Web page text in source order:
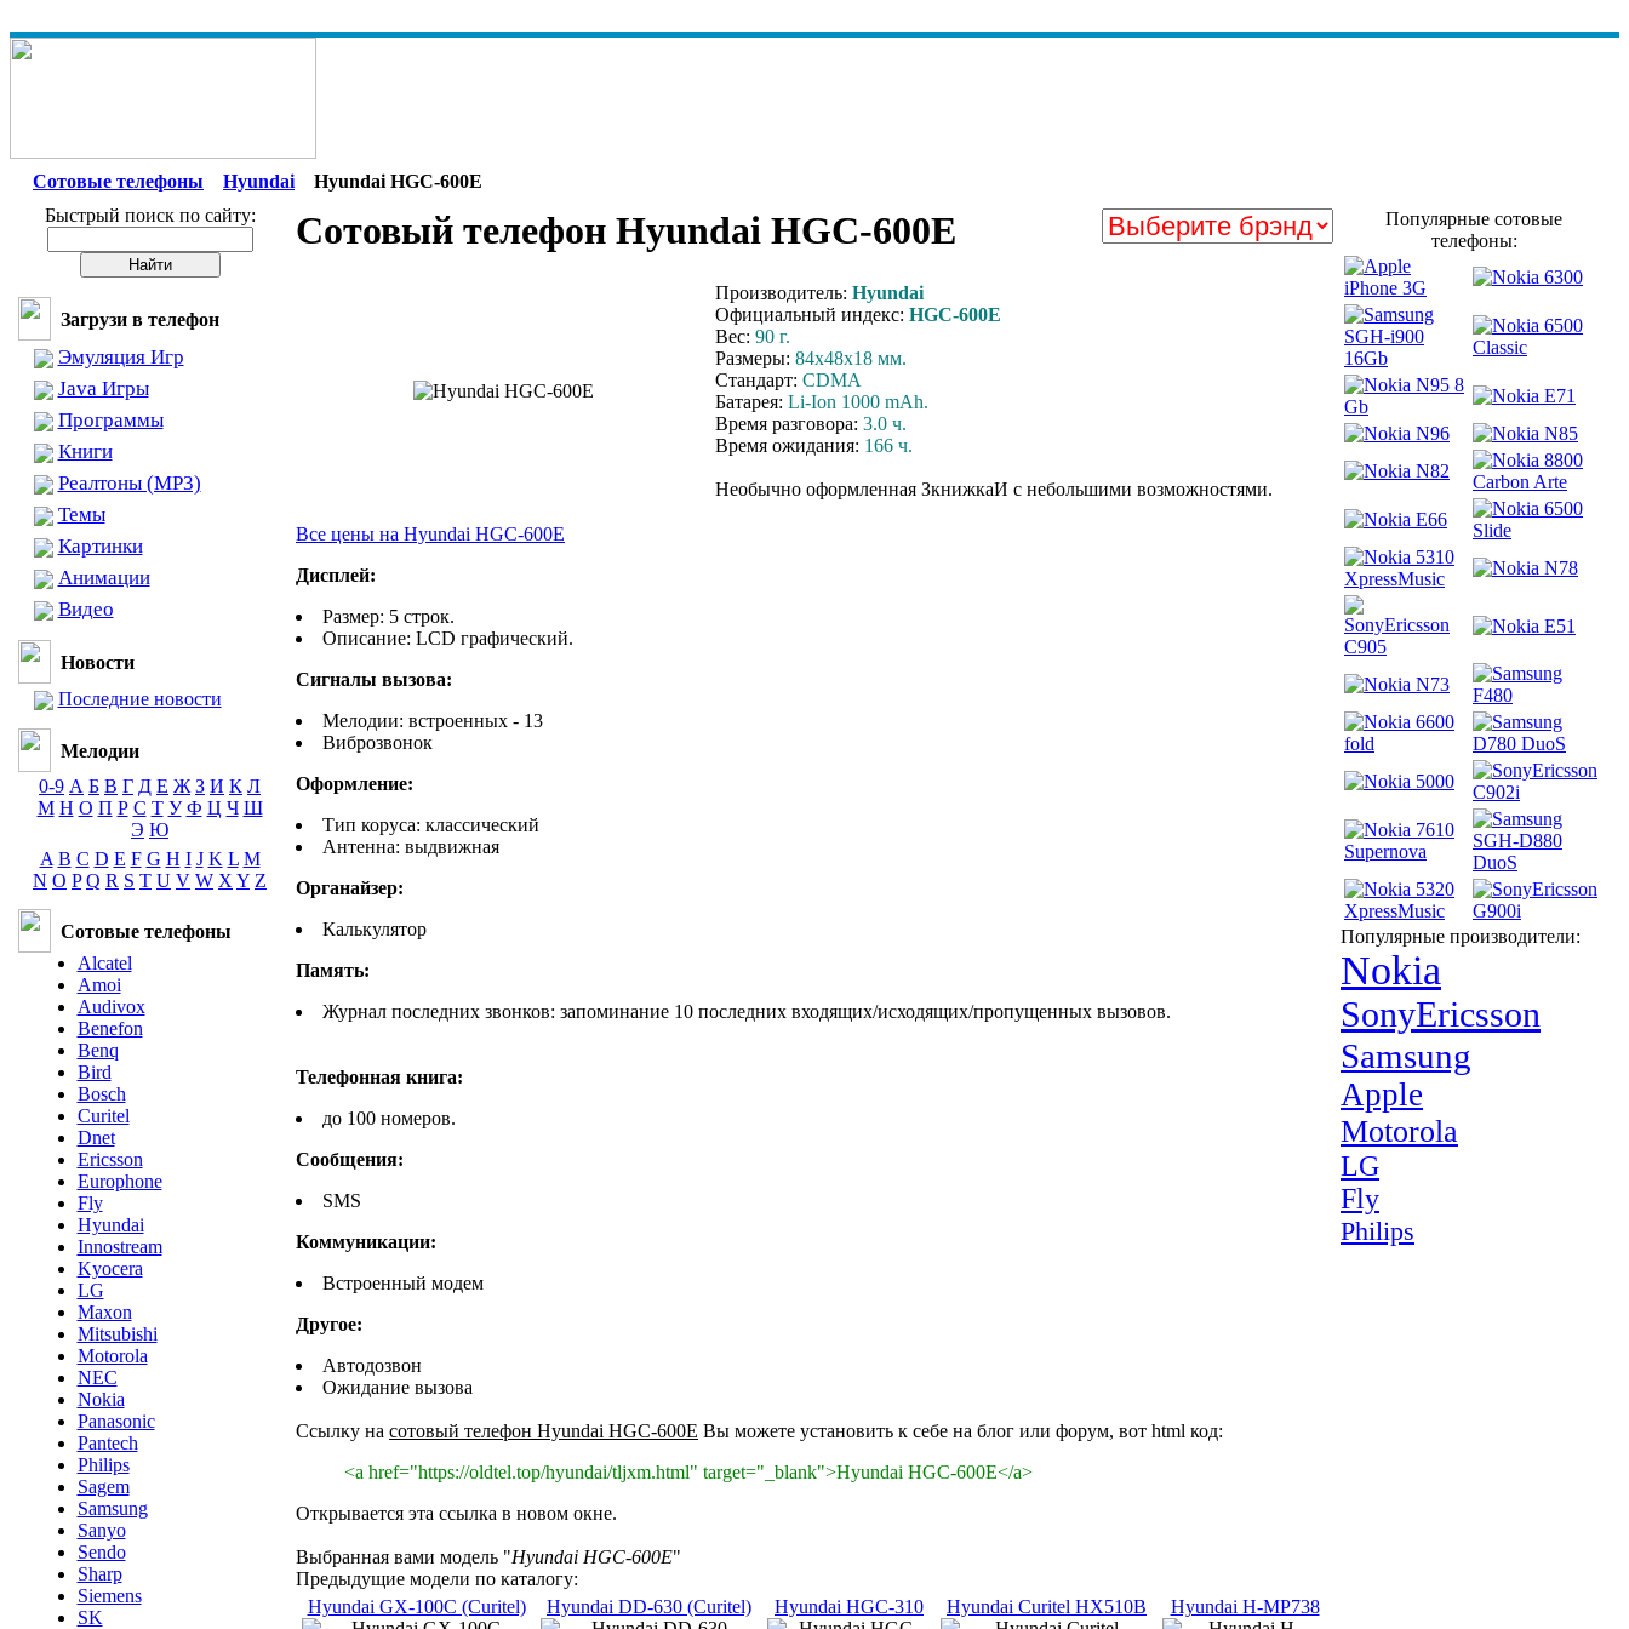
Сотовые телефоны Hyundai
Hyundai HGC-600E
Быстрый поиск по сайту:
Загрузи в телефон
Эмуляция Игр
Java Игры
Программы
Книги
Реалтоны (MP3)
Темы
Картинки
Анимации
Видео
Новости
Последние новости
Мелодии
0-9 А Б В Г Д Е Ж З И К Л
М Н О П Р С Т У Ф Ц Ч Ш
Э Ю
A B C D E F G H I J K L M
N O P Q R S T U V W X Y Z
Сотовые телефоны
Alcatel
Amoi
Audivox
Benefon
Benq
Bird
Bosch
Curitel
Dnet
Ericsson
Europhone
Fly
Hyundai
Innostream
Kyocera
LG
Maxon
Mitsubishi
Motorola
NEC
Nokia
Panasonic
Pantech
Philips
Sagem
Samsung
Sanyo
Sendo
Sharp
Siemens
SK
Сотовый телефон Hyundai HGC-600E
Производитель: Hyundai
Официальный индекс: HGC-600E
Вес: 90 г.
Размеры: 84х48х18 мм.
Стандарт: CDMA
Батарея: Li-Ion 1000 mAh.
Время разговора: 3.0 ч.
Время ожидания: 166 ч.
Необычно оформленная ЗкнижкаИ с небольшими возможностями.
Все цены на Hyundai HGC-600E
Дисплей:
Размер: 5 строк.
Описание: LCD графический.
Сигналы вызова:
Мелодии: встроенных - 13
Виброзвонок
Оформление:
Тип коруса: классический
Антенна: выдвижная
Органайзер:
Калькулятор
Память:
Журнал последних звонков: запоминание 10 последних входящих/исходящих/пропущенных вызовов.
Телефонная книга:
до 100 номеров.
Сообщения:
SMS
Коммуникации:
Встроенный модем
Другое:
Автодозвон
Ожидание вызова
Ссылку на сотовый телефон Hyundai HGC-600E Вы можете установить к себе на блог или форум, вот html код:
<a href="https://oldtel.top/hyundai/tljxm.html" target="_blank">Hyundai HGC-600E</a>
Открывается эта ссылка в новом окне.
Выбранная вами модель "Hyundai HGC-600E"
Предыдущие модели по каталогу:
Hyundai GX-100C (Curitel)
Hyundai DD-630 (Curitel) Hyundai HGC-310 Hyundai Curitel HX510B Hyundai H-MP738
Популярные сотовые
телефоны:
Популярные производители:
Nokia
SonyEricsson
Samsung
Apple
Motorola
LG
Fly
Philips